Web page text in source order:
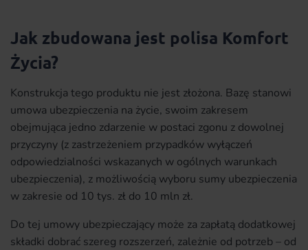
Jak zbudowana jest polisa Komfort
Życia?
Konstrukcja tego produktu nie jest złożona. Bazę stanowi
umowa ubezpieczenia na życie, swoim zakresem
obejmująca jedno zdarzenie w postaci zgonu z dowolnej
przyczyny (z zastrzeżeniem przypadków wyłączeń
odpowiedzialności wskazanych w ogólnych warunkach
ubezpieczenia), z możliwością wyboru sumy ubezpieczenia
w zakresie od 10 tys. zł do 10 mln zł.
Do tej umowy ubezpieczający może za zapłatą dodatkowej
składki dobrać szereg rozszerzeń, zależnie od potrzeb – od